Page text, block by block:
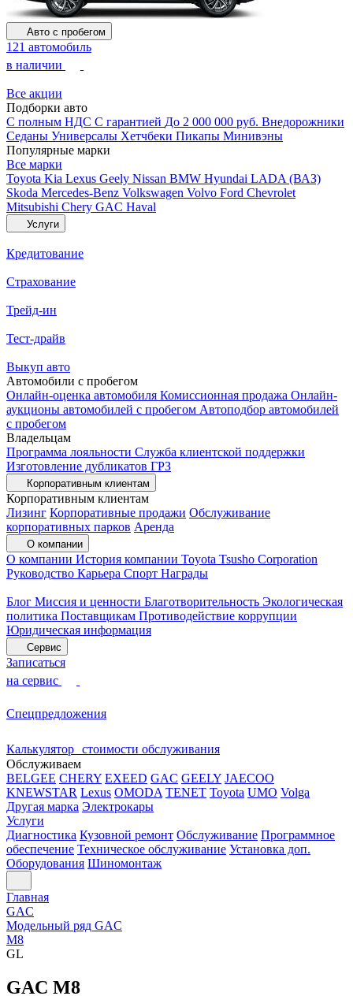
Авто с пробегом
121 автомобиль
в наличии
Все акции
Подборки авто
С полным НДС С гарантией До 2 000 000 руб. Внедорожники
Седаны Универсалы Хетчбеки Пикапы Минивэны
Популярные марки
Все марки
Toyota Kia Lexus Geely Nissan BMW Hyundai LADA (ВАЗ)
Skoda Mercedes-Benz Volkswagen Volvo Ford Chevrolet
Mitsubishi Chery GAC Haval
Услуги
Кредитование
Страхование
Трейд-ин
Тест-драйв
Выкуп авто
Автомобили с пробегом
Онлайн-оценка автомобиля Комиссионная продажа Онлайн-
аукционы автомобилей с пробегом Автоподбор автомобилей
с пробегом
Владельцам
Программа лояльности Служба клиентской поддержки
Изготовление дубликатов ГРЗ
Корпоративным клиентам
Корпоративным клиентам
Лизинг Корпоративные продажи Обслуживание
корпоративных парков Аренда
О компании
О компании История компании Toyota Tsusho Corporation
Руководство Карьера Спорт Награды
Блог Миссия и ценности Благотворительность Экологическая
политика Поставщикам Противодействие коррупции
Юридическая информация
Сервис
Записаться
на сервис
Спецпредложения
Калькулятор стоимости обслуживания
Обслуживаем
BELGEE CHERY EXEED GAC GEELY JAECOO
KNEWSTAR Lexus OMODA TENET Toyota UMO Volga
Другая марка Электрокары
Услуги
Диагностика Кузовной ремонт Обслуживание Программное
обеспечение Техническое обслуживание Установка доп.
Оборудования Шиномонтаж
Главная
GAC
Модельный ряд GAC
M8
GL
GAC M8